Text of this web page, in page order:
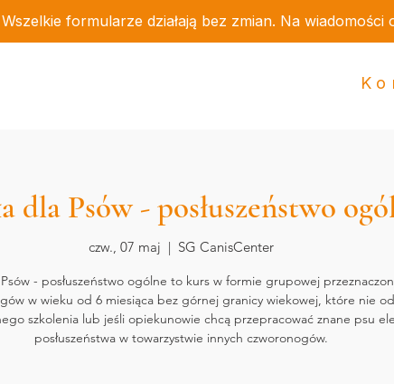
formularze działają bez zmian. Na wiadomości
dla Psów - posłuszeństwo
czw., 07 maj
  |
SG CanisCenter
Psów - posłuszeństwo ogólne to kurs w formie grupowej
w wieku od 6 miesiąca bez górnej granicy wiekowej, które nie
szkolenia lub jeśli opiekunowie chcą przepracować znane psu
posłuszeństwa w towarzystwie innych czworonogów.